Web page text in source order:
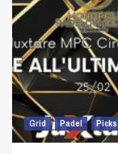
Grid Padel Picks